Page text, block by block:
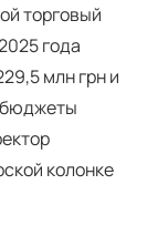
торговый
года
млн грн и
бюджеты
колонке